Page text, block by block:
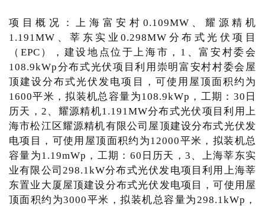
项目概况：上海富安村0.109MW、耀源精机
1.191MW、莘东实业0.298MW分布式光伏项目
（EPC），建设地点位于上海市，1、富安村委会
108.9kWp分布式光伏项目利用崇明富安村村委会屋
顶建设分布式光伏发电项目，可使用屋顶面积约为
1600平米，拟装机总容量为108.9kWp，工期：30日
历天，2、耀源精机1.191MW分布式光伏项目利用上
海市松江区耀源精机有限公司屋顶建设分布式光伏发
电项目，可使用屋顶面积约为12000平米，拟装机总
容量为1.19mWp，工期：60日历天，3、上海莘东实
业有限公司298.1kW分布式光伏发电项目利用上海莘
东置业大厦屋顶建设分布式光伏发电项目，可使用屋
顶面积约为3000平米，拟装机总容量为298.1kWp，